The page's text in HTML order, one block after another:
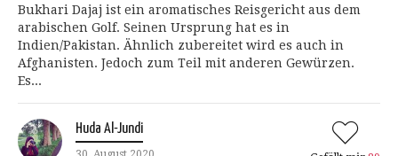
Bukhari Dajaj ist ein aromatisches Reisgericht aus dem
arabischen Golf. Seinen Ursprung hat es in
Indien/Pakistan. Ähnlich zubereitet wird es auch in
Afghanisten. Jedoch zum Teil mit anderen Gewürzen.
Es...
Huda Al-Jundi